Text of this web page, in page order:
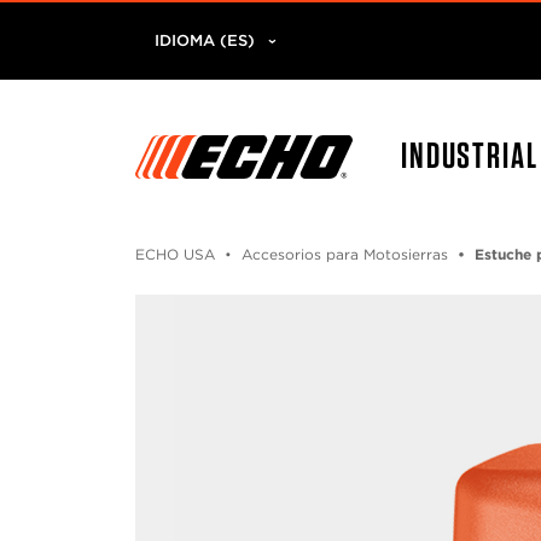
IDIOMA (ES)
ECHO USA Accesorios para Motosierras Estuche